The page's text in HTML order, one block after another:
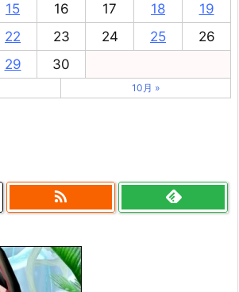
15 16 17 18
19
22 23 24 25
26
29 30
10月 »
